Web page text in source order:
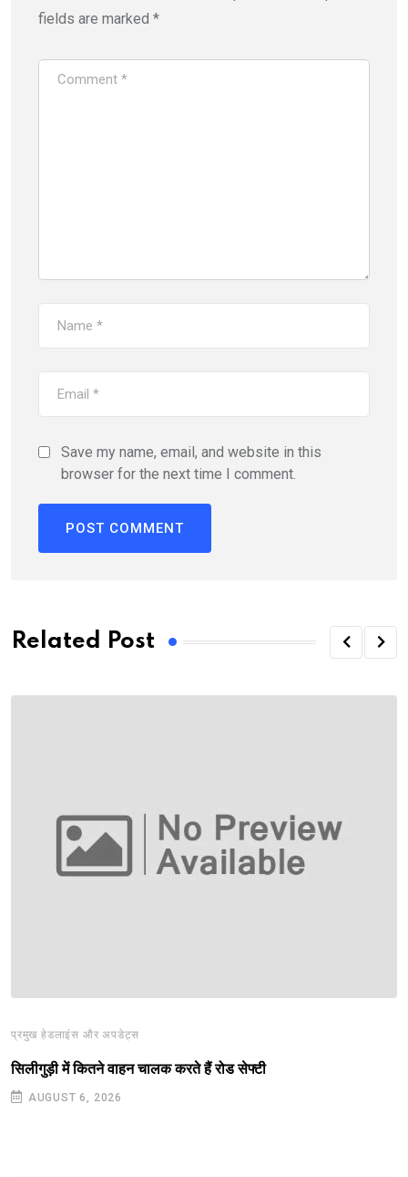
fields are marked *
Save my name, email, and website in this
browser for the next time I comment.
Related Post
प्रमुख हेडलाइंस और अपडेट्स
सिलीगुड़ी में कितने वाहन चालक करते हैं रोड सेफ्टी
AUGUST 6, 2026